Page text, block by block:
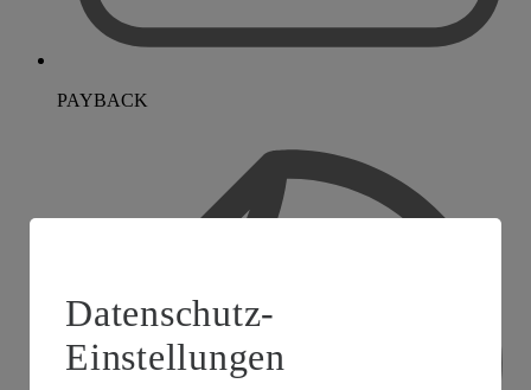
PAYBACK
Datenschutz-
Einstellungen